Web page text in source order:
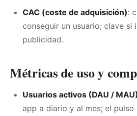
CAC (coste de adquisición):
conseguir un usuario; clave si
publicidad.
Métricas de uso y
Usuarios activos (DAU / MAU)
app a diario y al mes; el pulso